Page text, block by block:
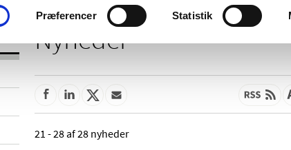
Præferencer Statistik
Nyheder
21 - 28 af 28 nyheder